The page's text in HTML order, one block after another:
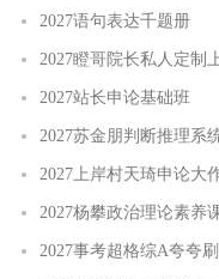
2027语句表达千题册
2027瞪哥院长私人定制
2027站长申论基础班
2027苏金朋判断推理系
2027上岸村天琦申论大
2027杨攀政治理论素养
2027事考超格综A夸夸